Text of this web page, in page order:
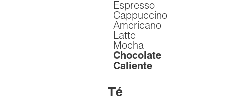
Espresso
Cappuccino
Americano
Latte
Mocha
Chocolate
Caliente
Té